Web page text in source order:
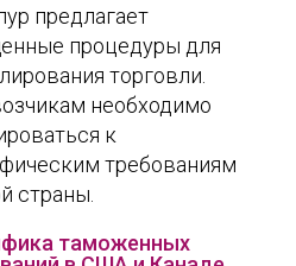
предлагает
процедуры для
торговли.
необходимо
к
требованиям
страны.
таможенных